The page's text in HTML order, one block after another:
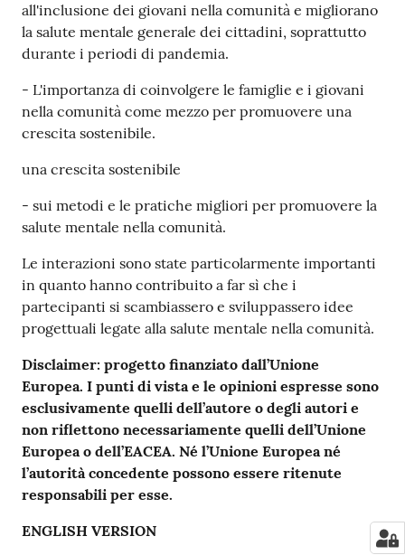
all'inclusione dei giovani nella comunità e migliorano
la salute mentale generale dei cittadini, soprattutto
durante i periodi di pandemia.
- L'importanza di coinvolgere le famiglie e i giovani
nella comunità come mezzo per promuovere una
crescita sostenibile.
una crescita sostenibile
- sui metodi e le pratiche migliori per promuovere la
salute mentale nella comunità.
Le interazioni sono state particolarmente importanti
in quanto hanno contribuito a far sì che i
partecipanti si scambiassero e sviluppassero idee
progettuali legate alla salute mentale nella comunità.
Disclaimer: progetto finanziato dall’Unione
Europea. I punti di vista e le opinioni espresse sono
esclusivamente quelli dell’autore o degli autori e
non riflettono necessariamente quelli dell’Unione
Europea o dell’EACEA. Né l’Unione Europea né
l’autorità concedente possono essere ritenute
responsabili per esse.
ENGLISH VERSION